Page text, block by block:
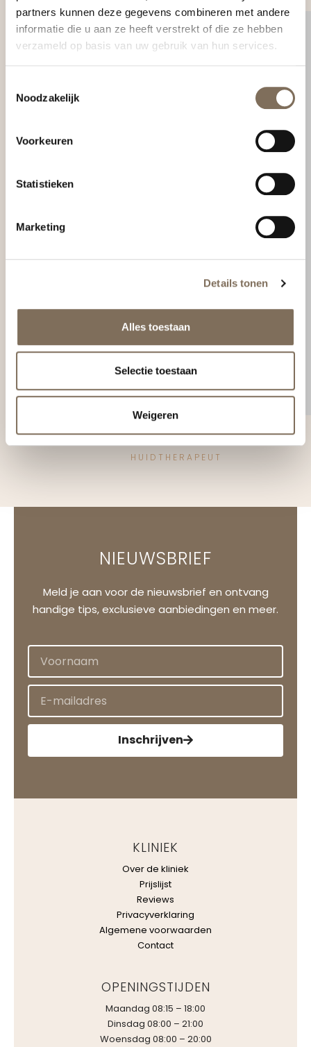
partners kunnen deze gegevens combineren met andere
informatie die u aan ze heeft verstrekt of die ze hebben
verzameld op basis van uw gebruik van hun services.
Noodzakelijk
Voorkeuren
Statistieken
Marketing
Details tonen
Alles toestaan
Selectie toestaan
Weigeren
Jacky van den Hoek
HUIDTHERAPEUT
NIEUWSBRIEF
Meld je aan voor de nieuwsbrief en ontvang
handige tips, exclusieve aanbiedingen en meer.
Inschrijven
KLINIEK
Over de kliniek
Prijslijst
Reviews
Privacyverklaring
Algemene voorwaarden
Contact
OPENINGSTIJDEN
Maandag 08:15 – 18:00
Dinsdag 08:00 – 21:00
Woensdag 08:00 – 20:00